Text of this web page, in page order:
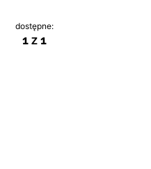
dostępne:
1 z 1